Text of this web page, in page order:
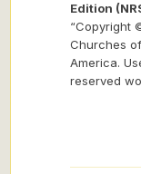
Edition
“Copyright
Churches
America.
reserved